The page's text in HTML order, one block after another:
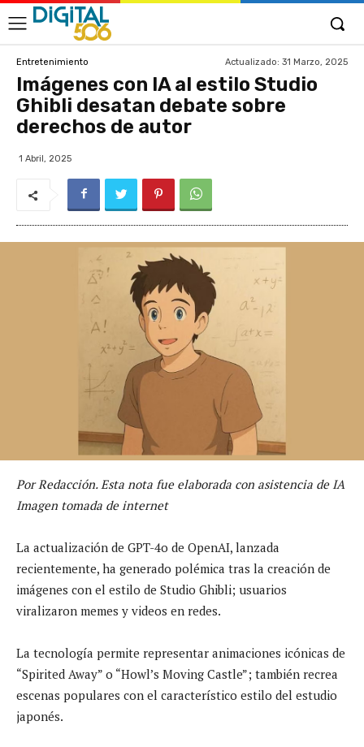
Entretenimiento Actualizado: 31 Marzo, 2025
Imágenes con IA al estilo Studio
Ghibli desatan debate sobre
derechos de autor
1 Abril, 2025
Por Redacción. Esta nota fue elaborada con asistencia de IA
Imagen tomada de internet
La actualización de GPT-4o de OpenAI, lanzada
recientemente, ha generado polémica tras la creación de
imágenes con el estilo de Studio Ghibli; usuarios
viralizaron memes y videos en redes.
La tecnología permite representar animaciones icónicas de
“Spirited Away” o “Howl’s Moving Castle”; también recrea
escenas populares con el característico estilo del estudio
japonés.